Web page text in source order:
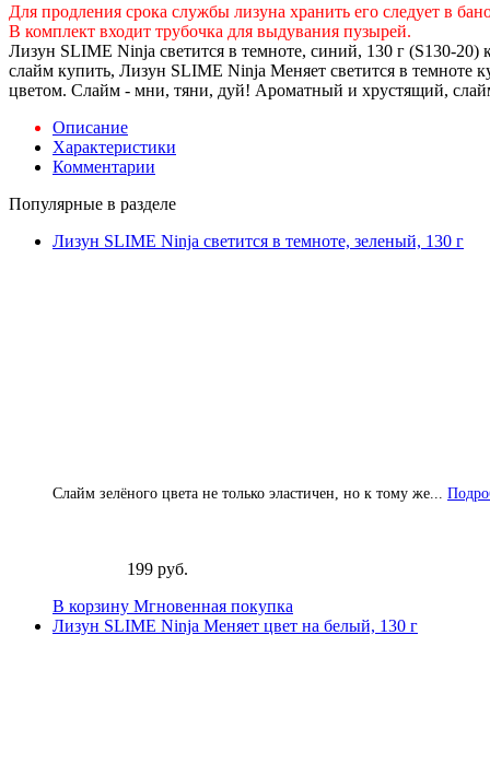
Для продления срока службы лизуна хранить его следует в
В комплект входит трубочка для выдувания пузырей.
Лизун SLIME Ninja светится в темноте, синий, 130 г (S130-
слайм купить, Лизун SLIME Ninja Меняет светится в темноте
цветом. Слайм - мни, тяни, дуй! Ароматный и хрустящий,
Описание
Характеристики
Комментарии
Популярные в разделе
Лизун SLIME Ninja светится в темноте, зеленый, 130 г
Слайм зелёного цвета не только эластичен, но к тому же...
199 руб.
В корзину Мгновенная покупка
Лизун SLIME Ninja Меняет цвет на белый, 130 г